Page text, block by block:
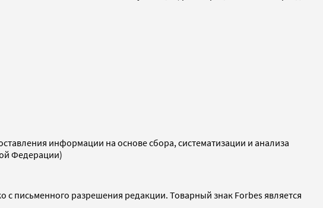
информации на основе сбора, систематизации и анализа
Федерации)
письменного разрешения редакции. Товарный знак Forbes является